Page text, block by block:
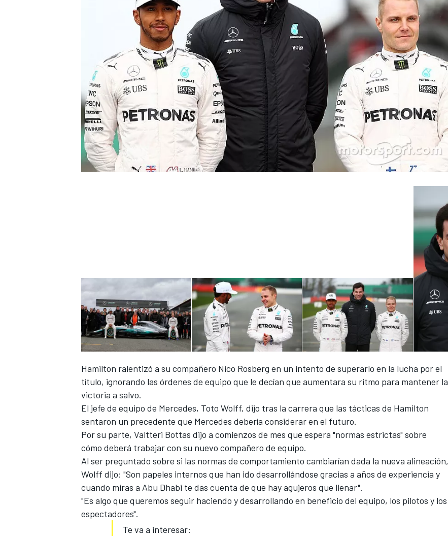
NASCAR CUP
FÓRMULA E
WRC
Hamilton ralentizó a su compañero Nico Rosberg en un intento de superarlo en la lucha por el
título, ignorando las órdenes de equipo que le decían que aumentara su ritmo para mantener la
victoria a salvo.
El jefe de equipo de Mercedes, Toto Wolff, dijo tras la carrera que las tácticas de Hamilton
sentaron un precedente que Mercedes debería considerar en el futuro.
Por su parte, Valtteri Bottas dijo a comienzos de mes que espera "normas estrictas" sobre
cómo deberá trabajar con su nuevo compañero de equipo.
Al ser preguntado sobre si las normas de comportamiento cambiarían dada la nueva alineación,
Wolff dijo: "Son papeles internos que han ido desarrollándose gracias a años de experiencia y
cuando miras a Abu Dhabi te das cuenta de que hay agujeros que llenar".
"Es algo que queremos seguir haciendo y desarrollando en beneficio del equipo, los pilotos y los
espectadores".
Te va a interesar: